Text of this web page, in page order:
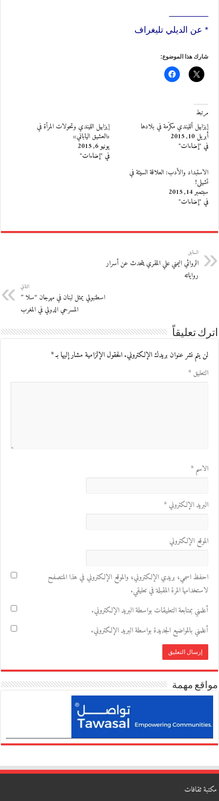
* عن الديلي تليغراف
شارك هذا الموضوع:
مرتبط
إيزابيل ألليندي مكرَّمة في بلادها
أبريل 10, 2015
في "إضاءات"
إيزابيل الليندي وتحولات المرأة في
«العشيق الياباني»
يونيو 6, 2015
في "إضاءات"
الاستبداد والأدب: العلاقة السيئة في
تشيلي!
سبتمبر 14, 2015
في "إضاءات"
السابق
الروائي اليمني علي المقري يتحدث عن أسرار
رواياته
التالي
اسطنبولي يمثل لبنان في مهرجان “سلا ”
المسرحي الدولي في المغرب
اترك تعليقاً
لن يتم نشر عنوان بريدك الإلكتروني.الحقول الإلزامية مشار إليها بـ*
التعليق*
الاسم*
البريد الإلكتروني*
الموقع الإلكتروني
احفظ اسمي، بريدي الإلكتروني، والموقع الإلكتروني في هذا المتصفح
لاستخدامها المرة المقبلة في تعليقي.
أعلمني بمتابعة التعليقات بواسطة البريد الإلكتروني.
أعلمني بالمواضيع الجديدة بواسطة البريد الإلكتروني.
مواقع مهمة
مكتبة ثقافات